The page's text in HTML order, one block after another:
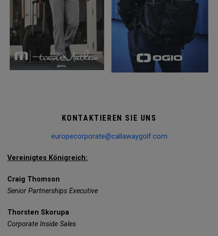
KONTAKTIEREN SIE UNS
europecorporate@callawaygolf.com
Vereinigtes Königreich:
Craig Thomson
Senior Partnerships Executive
Thorsten Skorupa
Corporate Inside Sales